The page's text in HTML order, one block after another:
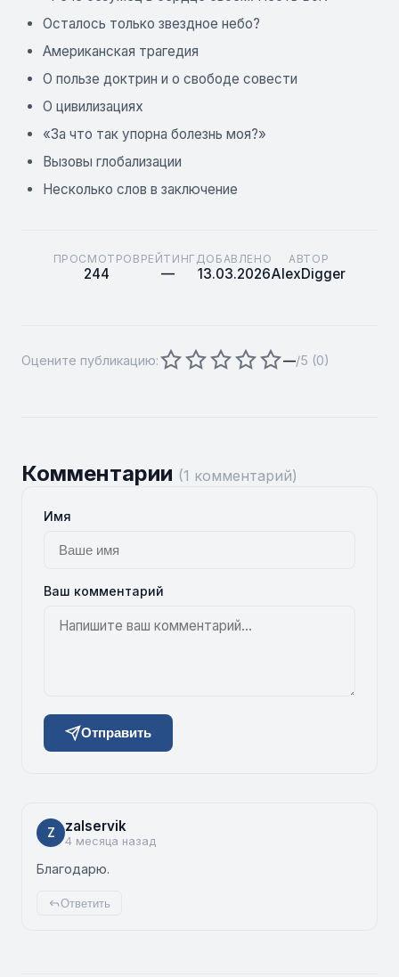
Осталось только звездное небо?
Американская трагедия
О пользе доктрин и о свободе совести
О цивилизациях
«За что так упорна болезнь моя?»
Вызовы глобализации
Несколько слов в заключение
ПРОСМОТРОВ
244
РЕЙТИНГ
—
ДОБАВЛЕНО
13.03.2026
АВТОР
AlexDigger
Оцените публикацию: —/5 (0)
Комментарии (1 комментарий)
Имя
Ваш комментарий
Отправить
Z zalservik
4 месяца назад
Благодарю.
Ответить